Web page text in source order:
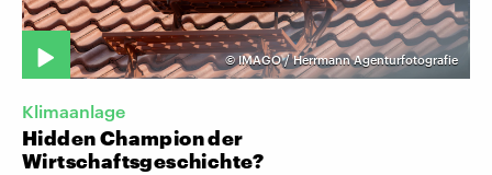
©IMAGO / Herrmann Agenturfotografie
Klimaanlage
Hidden Champion der
Wirtschaftsgeschichte?